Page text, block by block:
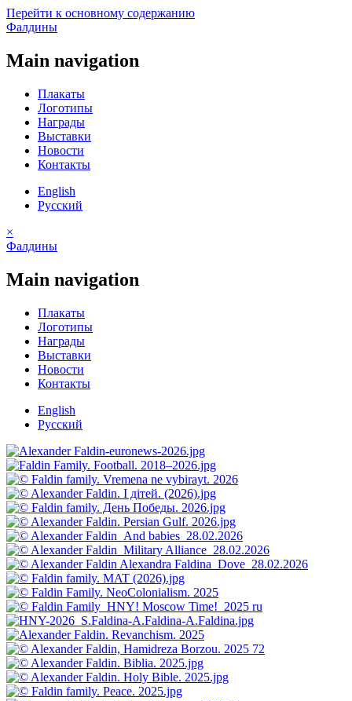
Перейти к основному содержанию
Фалдины
Main navigation
Плакаты
Логотипы
Награды
Выставки
Новости
Контакты
English
Русский
×
Фалдины
Main navigation
Плакаты
Логотипы
Награды
Выставки
Новости
Контакты
English
Русский